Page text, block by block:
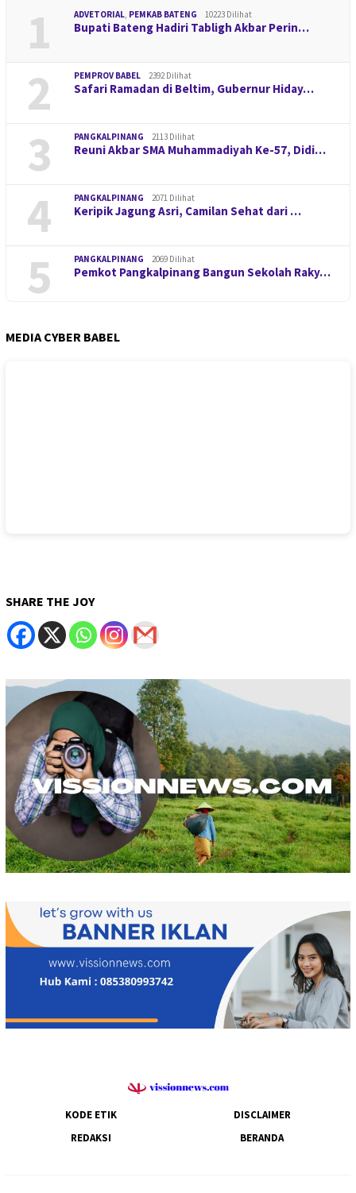
1 ADVETORIAL PEMKAB BATENG 10223 Dilihat
Bupati Bateng Hadiri Tabligh Akbar Perin…
2 PEMPROV BABEL 2392 Dilihat
Safari Ramadan di Beltim, Gubernur Hiday…
3 PANGKALPINANG 2113 Dilihat
Reuni Akbar SMA Muhammadiyah Ke-57, Didi…
4 PANGKALPINANG 2071 Dilihat
Keripik Jagung Asri, Camilan Sehat dari …
5 PANGKALPINANG 2069 Dilihat
Pemkot Pangkalpinang Bangun Sekolah Raky…
MEDIA CYBER BABEL
SHARE THE JOY
KODE ETIK
DISCLAIMER
REDAKSI
BERANDA